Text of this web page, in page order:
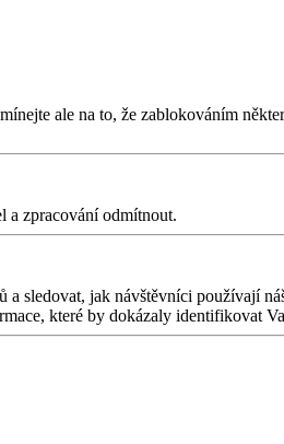
ale na to, že zablokováním
a zpracování odmítnout.
sledovat, jak návštěvníci používají
které by dokázaly identifikovat